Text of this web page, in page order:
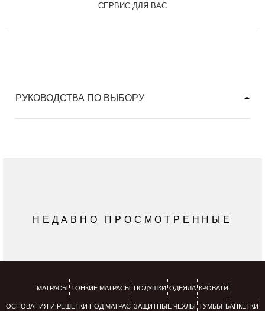
СЕРВИС ДЛЯ ВАС
РУКОВОДСТВА ПО ВЫБОРУ
НЕДАВНО ПРОСМОТРЕННЫЕ
МАТРАСЫ ТОНКИЕ МАТРАСЫ ПОДУШКИ ОДЕЯЛА КРОВАТИ
ОСНОВАНИЯ И РЕШЕТКИ ПОД МАТРАС ЗАЩИТНЫЕ ЧЕХЛЫ ТУМБЫ БАНКЕТКИ